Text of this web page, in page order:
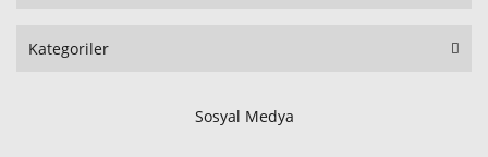
Kategoriler
Sosyal Medya